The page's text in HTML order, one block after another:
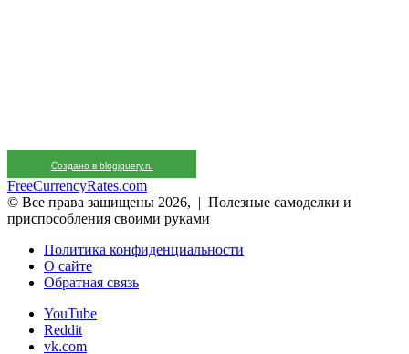
Создано в blogjquery.ru
FreeCurrencyRates.com
© Все права защищены 2026, | Полезные самоделки и
приспособления своими руками
Политика конфиденциальности
О сайте
Обратная связь
YouTube
Reddit
vk.com